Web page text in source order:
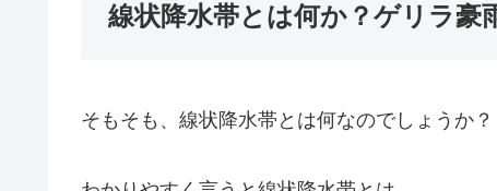
線状降水帯とは何か？ゲリラ豪
そもそも、線状降水帯とは何なのでしょうか？